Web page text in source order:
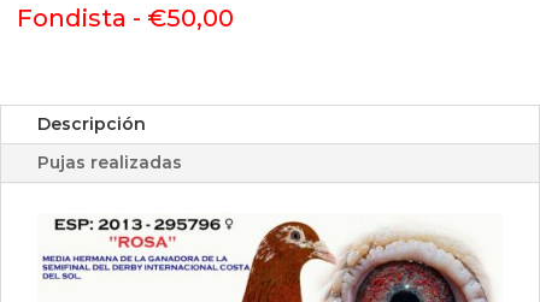
Fondista - €50,00
Descripción
Pujas realizadas